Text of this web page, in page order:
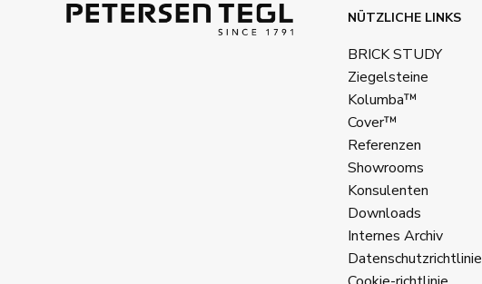
NÜTZLICHE LINKS
BRICK STUDY
Ziegelsteine
Kolumba™
Cover™
Referenzen
Showrooms
Konsulenten
Downloads
Internes Archiv
Datenschutzrichtlinie